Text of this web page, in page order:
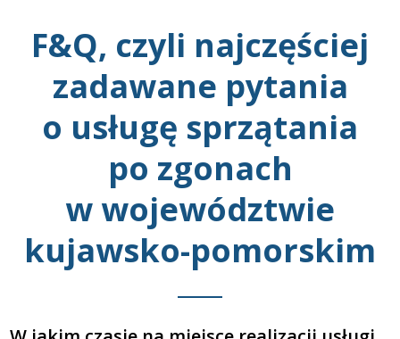
F&Q, czyli najczęściej
zadawane pytania
o usługę sprzątania
po zgonach
w województwie
kujawsko-pomorskim